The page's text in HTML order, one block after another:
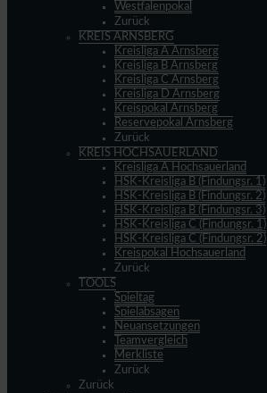
Westfalenpokal
Zurück
KREIS ARNSBERG
Kreisliga A Arnsberg
Kreisliga B Arnsberg
Kreisliga C Arnsberg
Kreisliga D Arnsberg
Kreispokal Arnsberg
Reservepokal Arnsberg
Zurück
KREIS HOCHSAUERLAND
Kreisliga A Hochsauerland
HSK-Kreisliga B (Findungsr. 1)
HSK-Kreisliga B (Findungsr. 2)
HSK-Kreisliga B (Findungsr. 3)
HSK-Kreisliga C (Findungsr. 1)
HSK-Kreisliga C (Findungsr. 2)
Kreispokal Hochsauerland
Zurück
TOOLS
Spieltag
Spielabsagen
Neuansetzungen
Teamvergleich
Merkliste
Zurück
Zurück